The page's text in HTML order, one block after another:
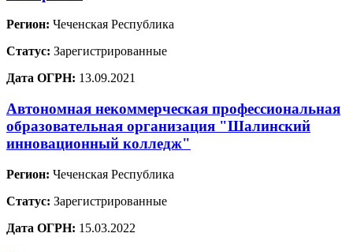
Регион: Чеченская Республика
Статус: Зарегистрированные
Дата ОГРН: 13.09.2021
Автономная некоммерческая профессиональная
образовательная организация "Шалинский
инновационный колледж"
Регион: Чеченская Республика
Статус: Зарегистрированные
Дата ОГРН: 15.03.2022